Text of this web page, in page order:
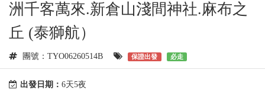
洲千客萬來.新倉山淺間神社.麻布之
丘 (泰獅航）
團號：TYO06260514B 保證出發 必走
出發日期： 6天5夜